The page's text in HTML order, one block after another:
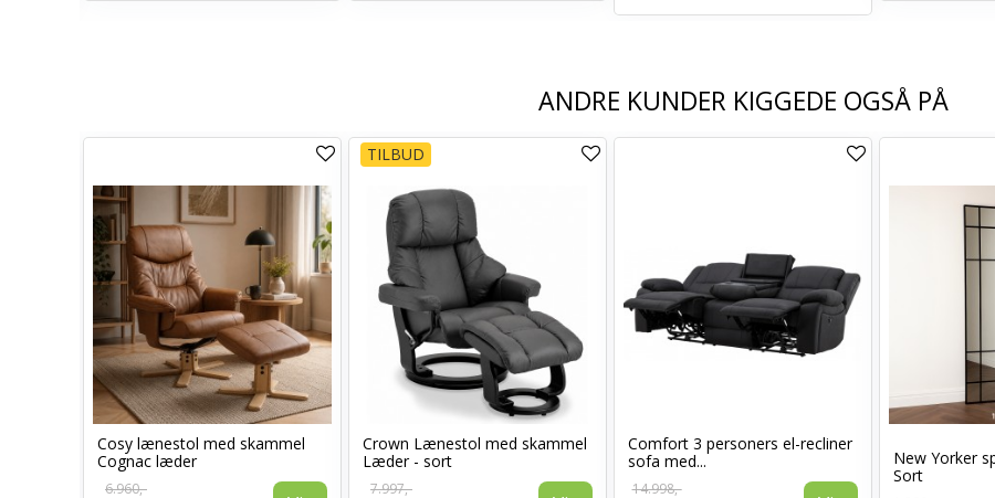
ANDRE KUNDER KIGGEDE OGSÅ PÅ
Cosy lænestol med skammel
Cognac læder
6.960,-
TILBUD
Crown Lænestol med skammel
Læder - sort
7.997,-
Comfort 3 personers el-recliner
sofa med...
14.998,-
New Yorker
Sort